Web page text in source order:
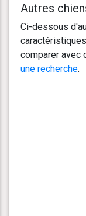
Autres
Ci-dessous
comparer avec
une recherche.